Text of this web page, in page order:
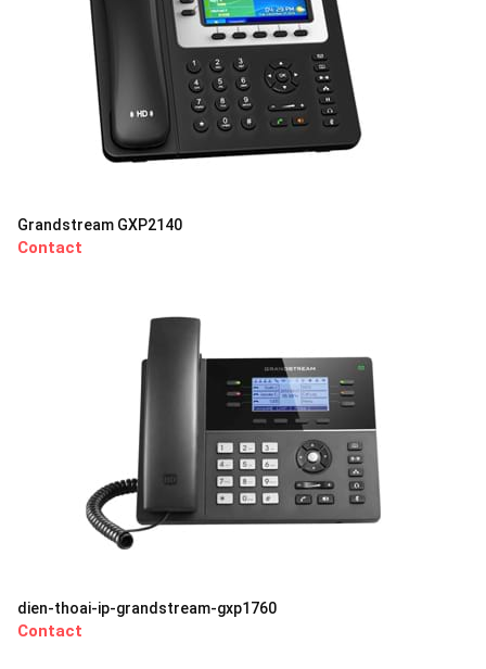
Grandstream GXP2140
Contact
dien-thoai-ip-grandstream-gxp1760
Contact